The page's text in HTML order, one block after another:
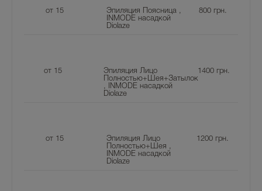
от 15
Эпиляция Поясница ,
INMODE насадкой
Diolaze
800грн.
от 15
Эпиляция Лицо
Полностью+Шея+Затылок
, INMODE насадкой
Diolaze
1400грн.
от 15
Эпиляция Лицо
Полностью+Шея ,
INMODE насадкой
Diolaze
1200 грн.